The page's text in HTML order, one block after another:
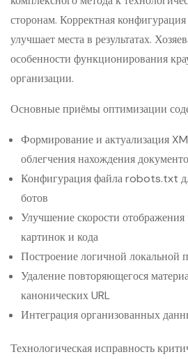
сторонам. Корректная конфигурация
улучшает места в результатах.
особенности функционирования
организации.
Основные приёмы оптимизации
Формирование и актуализация
облегчения нахождения
Конфигурация файла robots.txt
ботов
Улучшение скорости
картинок и кода
Построение логичной локальной
Удаление повторяющегося
канонических URL
Интеграция организованных
Технологическая исправность